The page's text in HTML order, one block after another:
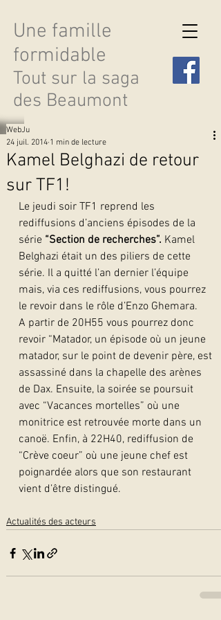
Une famille
formidable
Tout sur la saga
des Beaumont
Découvrir les saisons
Kamel Belghazi de retour
sur TF1!
WebJu
24 juil. 2014 1 min de lecture
Le jeudi soir TF1 reprend les
rediffusions d’anciens épisodes de la
série “Section de recherches”. Kamel
Belghazi était un des piliers de cette
série. Il a quitté l’an dernier l’équipe
mais, via ces rediffusions, vous pourrez
le revoir dans le rôle d’Enzo Ghemara.
A partir de 20H55 vous pourrez donc
revoir “Matador, un épisode où un jeune
matador, sur le point de devenir père, est
assassiné dans la chapelle des arènes
de Dax. Ensuite, la soirée se poursuit
avec “Vacances mortelles” où une
monitrice est retrouvée morte dans un
canoë. Enfin, à 22H40, rediffusion de
“Crève coeur” où une jeune chef est
poignardée alors que son restaurant
vient d’être distingué.
Actualités des acteurs